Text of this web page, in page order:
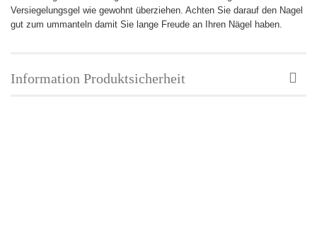
Versiegelungsgel wie gewohnt überziehen. Achten Sie darauf den Nagel
gut zum ummanteln damit Sie lange Freude an Ihren Nägel haben.
Information Produktsicherheit